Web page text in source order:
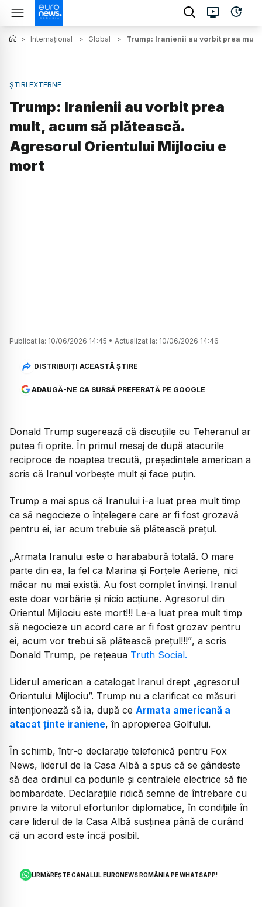
> Internațional > Global > Trump: Iranienii au vorbit prea
ȘTIRI EXTERNE
Trump: Iranienii au vorbit prea
mult, acum să plătească.
Agresorul Orientului Mijlociu e
mort
Publicat la: 10/06/2026 14:45 • Actualizat la: 10/06/2026 14:46
DISTRIBUIȚI ACEASTĂ ȘTIRE
ADAUGĂ-NE CA SURSĂ PREFERATĂ PE GOOGLE
Donald Trump sugerează că discuțiile cu Teheranul ar
putea fi oprite. În primul mesaj de după atacurile
reciproce de noaptea trecută, președintele american a
scris că Iranul vorbește mult și face puțin.
Trump a mai spus că Iranului i-a luat prea mult timp
ca să negocieze o înțelegere care ar fi fost grozavă
pentru ei, iar acum trebuie să plătească prețul.
„Armata Iranului este o harababură totală. O mare
parte din ea, la fel ca Marina și Forțele Aeriene, nici
măcar nu mai există. Au fost complet învinși. Iranul
este doar vorbărie și nicio acțiune. Agresorul din
Orientul Mijlociu este mort!!! Le-a luat prea mult timp
să negocieze un acord care ar fi fost grozav pentru
ei, acum vor trebui să plătească prețul!!!”, a scris
Donald Trump, pe rețeaua Truth Social.
Liderul american a catalogat Iranul drept „agresorul
Orientului Mijlociu”. Trump nu a clarificat ce măsuri
intenționează să ia, după ce Armata americană a
atacat ținte iraniene, în apropierea Golfului.
În schimb, într-o declarație telefonică pentru Fox
News, liderul de la Casa Albă a spus că se gândeste
să dea ordinul ca podurile și centralele electrice să fie
bombardate. Declarațiile ridică semne de întrebare cu
privire la viitorul eforturilor diplomatice, în condițiile în
care liderul de la Casa Albă susținea până de curând
că un acord este încă posibil.
URMĂREȘTE CANALUL EURONEWS ROMÂNIA PE WHATSAPP!